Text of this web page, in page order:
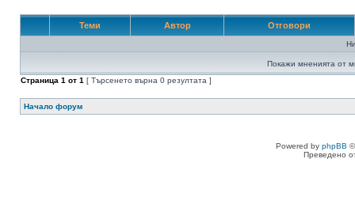
Теми Автор Отговори
Покажи мненията от
Страница 1 от 1 [ Търсенето върна 0 резултата ]
Начало форум
Powered by phpBB
Преведено